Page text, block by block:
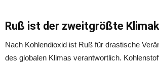
Ruß ist der zweitgrößte
Nach Kohlendioxid ist Ruß für drastische
des globalen Klimas verantwortlich.